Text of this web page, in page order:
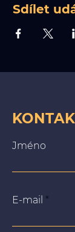
Sdílet
Jméno
E-mail